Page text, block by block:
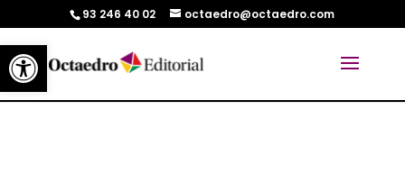
Abrir barra de herramientas
93 246 40 02 octaedro@octaedro.com